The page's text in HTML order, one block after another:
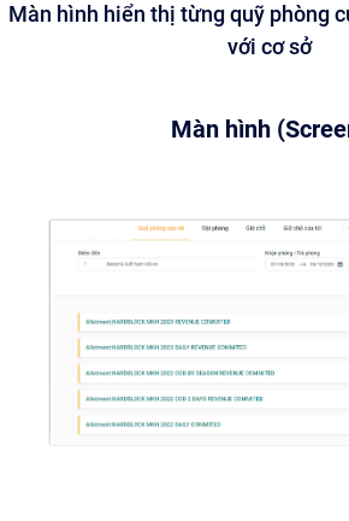
Màn hình hiển thị từng quỹ phòng
với cơ sở
Màn hình